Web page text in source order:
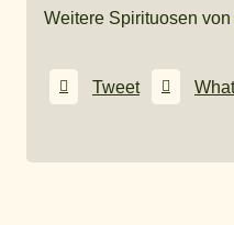
Weitere Spirituosen von
Tweet